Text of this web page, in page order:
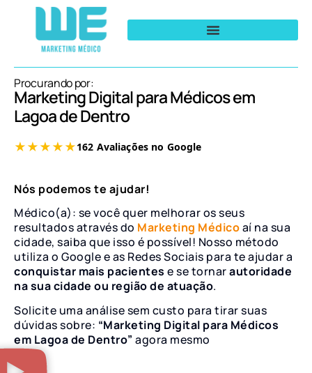
Procurando por:
Marketing Digital para Médicos em
Lagoa de Dentro
Nós podemos te ajudar!
Médico(a): se você quer melhorar os seus
resultados através do Marketing Médicoaí na sua
cidade, saiba que isso é possível! Nosso método
utiliza o Google e as Redes Sociais para te ajudar a
conquistar mais pacientes e se tornarautoridade
na sua cidade ou região de atuação.
Solicite uma análise sem custo para tirar suas
dúvidas sobre: “Marketing Digital para Médicos
em Lagoa de Dentro” agora mesmo